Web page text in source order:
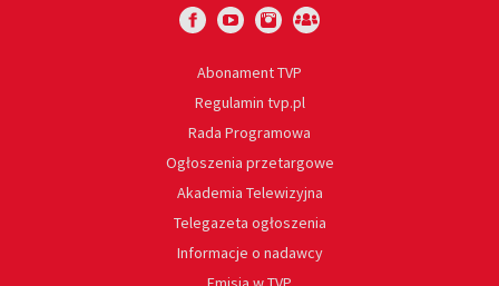
Abonament TVP
Regulamin tvp.pl
Rada Programowa
Ogłoszenia przetargowe
Akademia Telewizyjna
Telegazeta ogłoszenia
Informacje o nadawcy